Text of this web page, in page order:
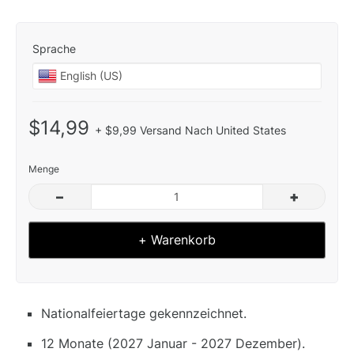
Sprache
$14,99 + $9,99 Versand Nach United States
Menge
– +
+ Warenkorb
Nationalfeiertage gekennzeichnet.
12 Monate (2027 Januar - 2027 Dezember).